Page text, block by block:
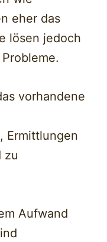
eher das
lösen jedoch
vorhandene
Ermittlungen
zu
Aufwand